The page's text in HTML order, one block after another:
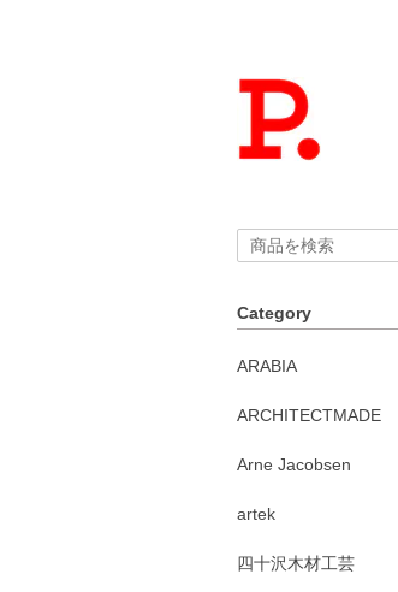
Category
ARABIA
ARCHITECTMADE
Arne Jacobsen
artek
四十沢木材工芸